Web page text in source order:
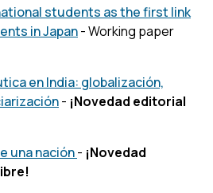
students as the first link
in Japan- Working paper
en India: globalización,
- ¡Novedad editorial
una nación- ¡Novedad